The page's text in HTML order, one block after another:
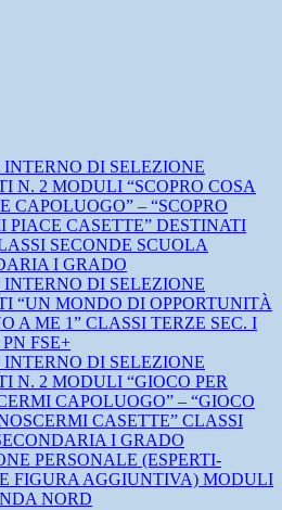
INTERNO DI SELEZIONE
N. 2 MODULI “SCOPRO COSA
CAPOLUOGO” – “SCOPRO
PIACE CASETTE” DESTINATI
SECONDE SCUOLA
I GRADO
INTERNO DI SELEZIONE
“UN MONDO DI OPPORTUNITÀ
A ME 1” CLASSI TERZE SEC. I
FSE+
INTERNO DI SELEZIONE
N. 2 MODULI “GIOCO PER
CAPOLUOGO” – “GIOCO
CASETTE” CLASSI
I GRADO
PERSONALE (ESPERTI-
FIGURA AGGIUNTIVA) MODULI
NORD